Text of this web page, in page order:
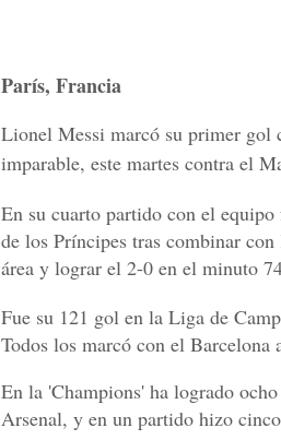
París, Francia
Lionel Messi marcó su primer gol
imparable, este martes contra el
En su cuarto partido con el
de los Príncipes tras combinar
área y lograr el 2-0 en el minuto
Fue su 121 gol en la Liga de
Todos los marcó con el Barcelona
En la 'Champions' ha logrado
Arsenal, y en un partido hizo